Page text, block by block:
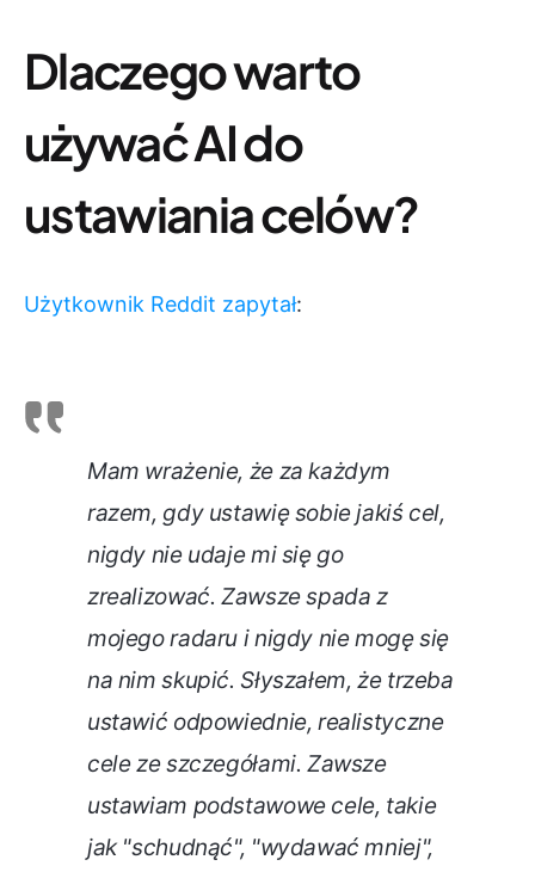
Dlaczego warto
używać AI do
ustawiania celów?
Użytkownik Reddit zapytał:
Mam wrażenie, że za każdym
razem, gdy ustawię sobie jakiś cel,
nigdy nie udaje mi się go
zrealizować. Zawsze spada z
mojego radaru i nigdy nie mogę się
na nim skupić. Słyszałem, że trzeba
ustawić odpowiednie, realistyczne
cele ze szczegółami. Zawsze
ustawiam podstawowe cele, takie
jak "schudnąć", "wydawać mniej",